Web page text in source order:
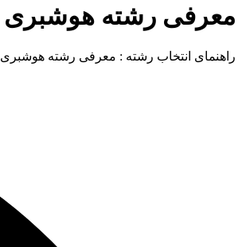
معرفی رشته هوشبری
راهنمای انتخاب رشته : معرفی رشته هوشبری